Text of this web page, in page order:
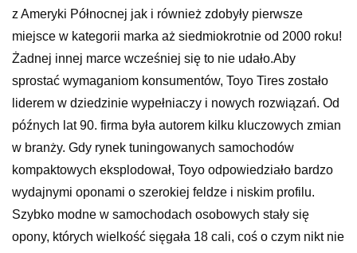
z Ameryki Północnej jak i również zdobyły pierwsze
miejsce w kategorii marka aż siedmiokrotnie od 2000 roku!
Żadnej innej marce wcześniej się to nie udało.Aby
sprostać wymaganiom konsumentów, Toyo Tires zostało
liderem w dziedzinie wypełniaczy i nowych rozwiązań. Od
późnych lat 90. firma była autorem kilku kluczowych zmian
w branży. Gdy rynek tuningowanych samochodów
kompaktowych eksplodował, Toyo odpowiedziało bardzo
wydajnymi oponami o szerokiej feldze i niskim profilu.
Szybko modne w samochodach osobowych stały się
opony, których wielkość sięgała 18 cali, coś o czym nikt nie